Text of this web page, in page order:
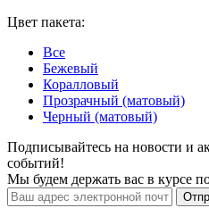
Цвет пакета:
Все
Бежевый
Коралловый
Прозрачный (матовый)
Черный (матовый)
Подписывайтесь на новости и
событий!
Мы будем держать вас в курсе